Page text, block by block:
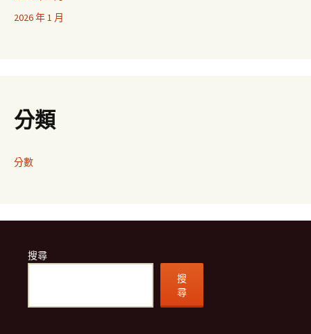
2026 年 1 月
分類
分數
搜尋
搜
尋